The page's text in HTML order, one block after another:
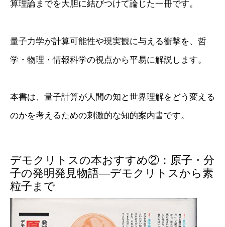
算理論までを大胆に結びつけて論じた一冊です。
量子力学が計算可能性や現実観に与える衝撃を、哲
学・物理・情報科学の視点から平易に解説します。
本書は、量子計算が人間の知と世界理解をどう変える
のかを考えるための刺激的な知的案内書です。
デモクリトスの本おすすめ②：原子・分
子の発明発見物語―デモクリトスから素
粒子まで